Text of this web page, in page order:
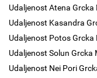
Udaljenost Atena Grcka
Udaljenost Kasandra
Udaljenost Potos Grcka
Udaljenost Solun Grcka
Udaljenost Nei Pori